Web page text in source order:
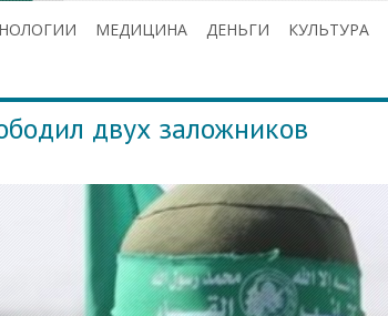
МЕДИЦИНА ДЕНЬГИ КУЛЬТУРА
двух заложников